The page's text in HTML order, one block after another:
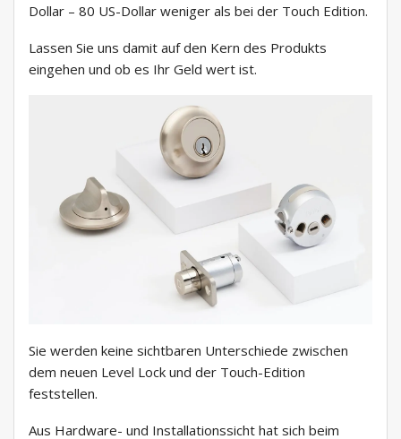
Dollar – 80 US-Dollar weniger als bei der Touch Edition.
Lassen Sie uns damit auf den Kern des Produkts
eingehen und ob es Ihr Geld wert ist.
Sie werden keine sichtbaren Unterschiede zwischen
dem neuen Level Lock und der Touch-Edition
feststellen.
Aus Hardware- und Installationssicht hat sich beim